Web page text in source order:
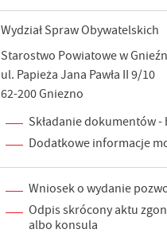
Wydział Spraw Obywatelskich
Starostwo Powiatowe w
ul. Papieża Jana Pawła II 9/10
62-200 Gniezno
Składanie dokumentów
Dodatkowe informacje
Wniosek o wydanie
Odpis skrócony aktu
albo konsula